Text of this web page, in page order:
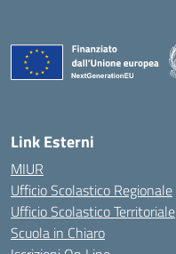
Link Esterni
MIUR
Ufficio Scolastico Regionale
Ufficio Scolastico Territoriale
Scuola in Chiaro